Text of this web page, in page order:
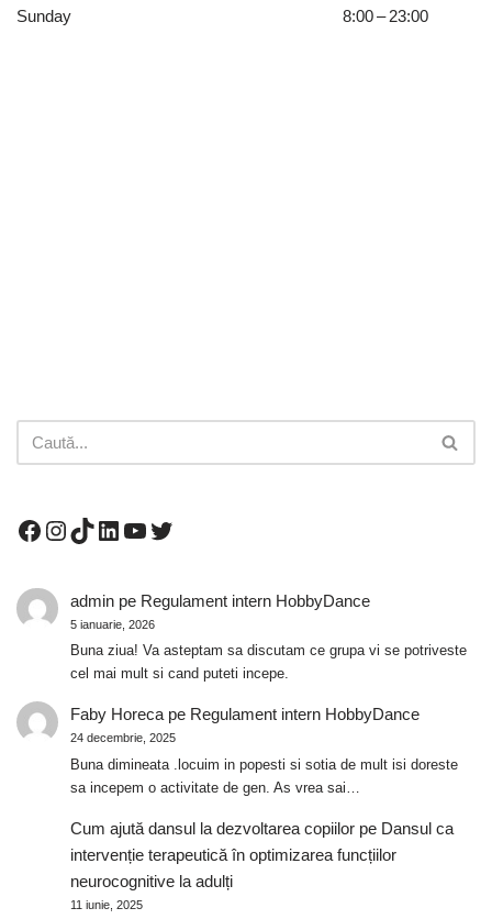
Sunday
8:00 – 23:00
adminpe Regulament intern HobbyDance
5 ianuarie, 2026
Buna ziua! Va asteptam sa discutam ce grupa vi se potriveste
cel mai mult si cand puteti incepe.
Faby Horecape Regulament intern HobbyDance
24 decembrie, 2025
Buna dimineata .locuim in popesti si sotia de mult isi doreste
sa incepem o activitate de gen. As vrea sai…
Cum ajută dansul la dezvoltarea copiilorpe Dansul ca
intervenție terapeutică în optimizarea funcțiilor
neurocognitive la adulți
11 iunie, 2025